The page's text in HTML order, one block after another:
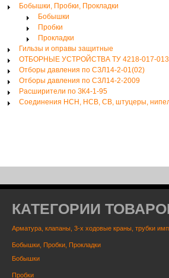
Бобышки, Пробки, Прокладки
Бобышки
Пробки
Прокладки
Гильзы и оправы защитные
ОТБОРНЫЕ УСТРОЙСТВА ТУ 4218-017-
Отборы давления по СЗЛ14-2-01(02)
Отборы давления по СЗЛ14-2-2009
Расширители по ЗК4-1-95
Соединения НСН, НСВ, СВ, штуцеры,
КАТЕГОРИИ
Арматура, клапаны, 3-х ходовые краны, трубки
Бобышки, Пробки, Прокладки
Бобышки
Пробки